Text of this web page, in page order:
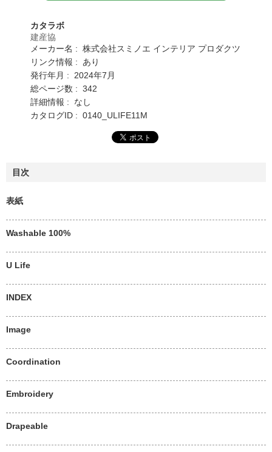
カタラボ
建産協
メーカー名 : 株式会社スミノエ インテリア プロダクツ
リンク情報 : あり
発行年月 : 2024年7月
総ページ数 : 342
詳細情報 : なし
カタログID : 0140_ULIFE11M
目次
表紙
Washable 100%
U Life
INDEX
Image
Coordination
Embroidery
Drapeable